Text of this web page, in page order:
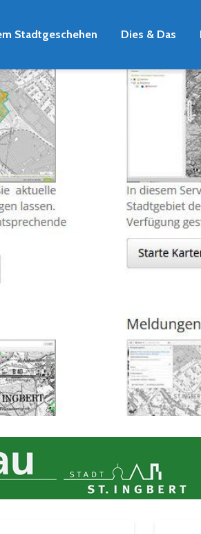
Stadtgeschehen Dies & Das